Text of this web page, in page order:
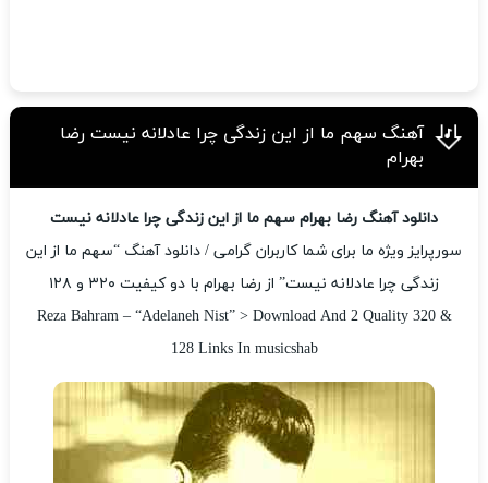
آهنگ سهم ما از این زندگی چرا عادلانه نیست رضا
بهرام
دانلود آهنگ رضا بهرام سهم ما از این زندگی چرا عادلانه نیست
سورپرایز ویژه ما برای شما کاربران گرامی / دانلود آهنگ “سهم ما از این
زندگی چرا عادلانه نیست” از رضا بهرام با دو کیفیت ۳۲۰ و ۱۲۸
Reza Bahram – “Adelaneh Nist” > Download And 2 Quality 320 &
128 Links In musicshab